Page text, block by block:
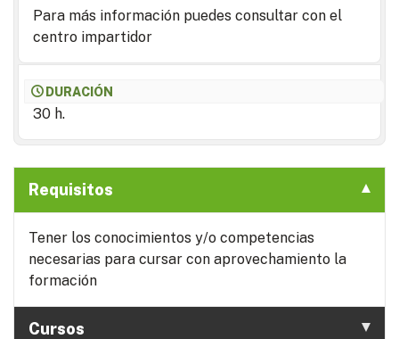
Para más información puedes consultar con el
centro impartidor
DURACIÓN
30 h.
Requisitos
Tener los conocimientos y/o competencias
necesarias para cursar con aprovechamiento la
formación
Cursos